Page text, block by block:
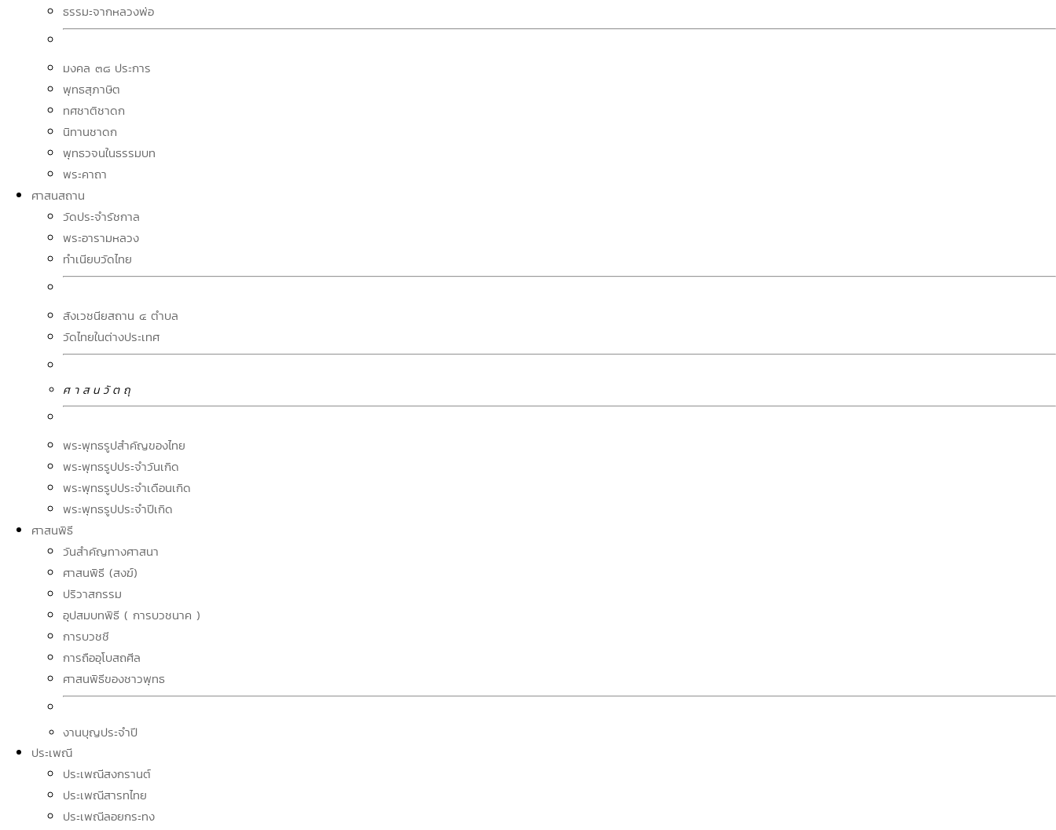
ธรรมะจากหลวงพ่อ
มงคล ๓๘ ประการ
พุทธสุภาษิต
ทศชาติชาดก
นิทานชาดก
พุทธวจนในธรรมบท
พระคาถา
ศาสนสถาน
วัดประจำรัชกาล
พระอารามหลวง
ทำเนียบวัดไทย
สังเวชนียสถาน ๔ ตำบล
วัดไทยในต่างประเทศ
ศ า ส น วั ต ถุ
พระพุทธรูปสำคัญของไทย
พระพุทธรูปประจำวันเกิด
พระพุทธรูปประจำเดือนเกิด
พระพุทธรูปประจำปีเกิด
ศาสนพิธี
วันสำคัญทางศาสนา
ศาสนพิธี (สงฆ์)
ปริวาสกรรม
อุปสมบทพิธี ( การบวชนาค )
การบวชชี
การถืออุโบสถศีล
ศาสนพิธีของชาวพุทธ
งานบุญประจำปี
ประเพณี
ประเพณีสงกรานต์
ประเพณีสารทไทย
ประเพณีลอยกระทง